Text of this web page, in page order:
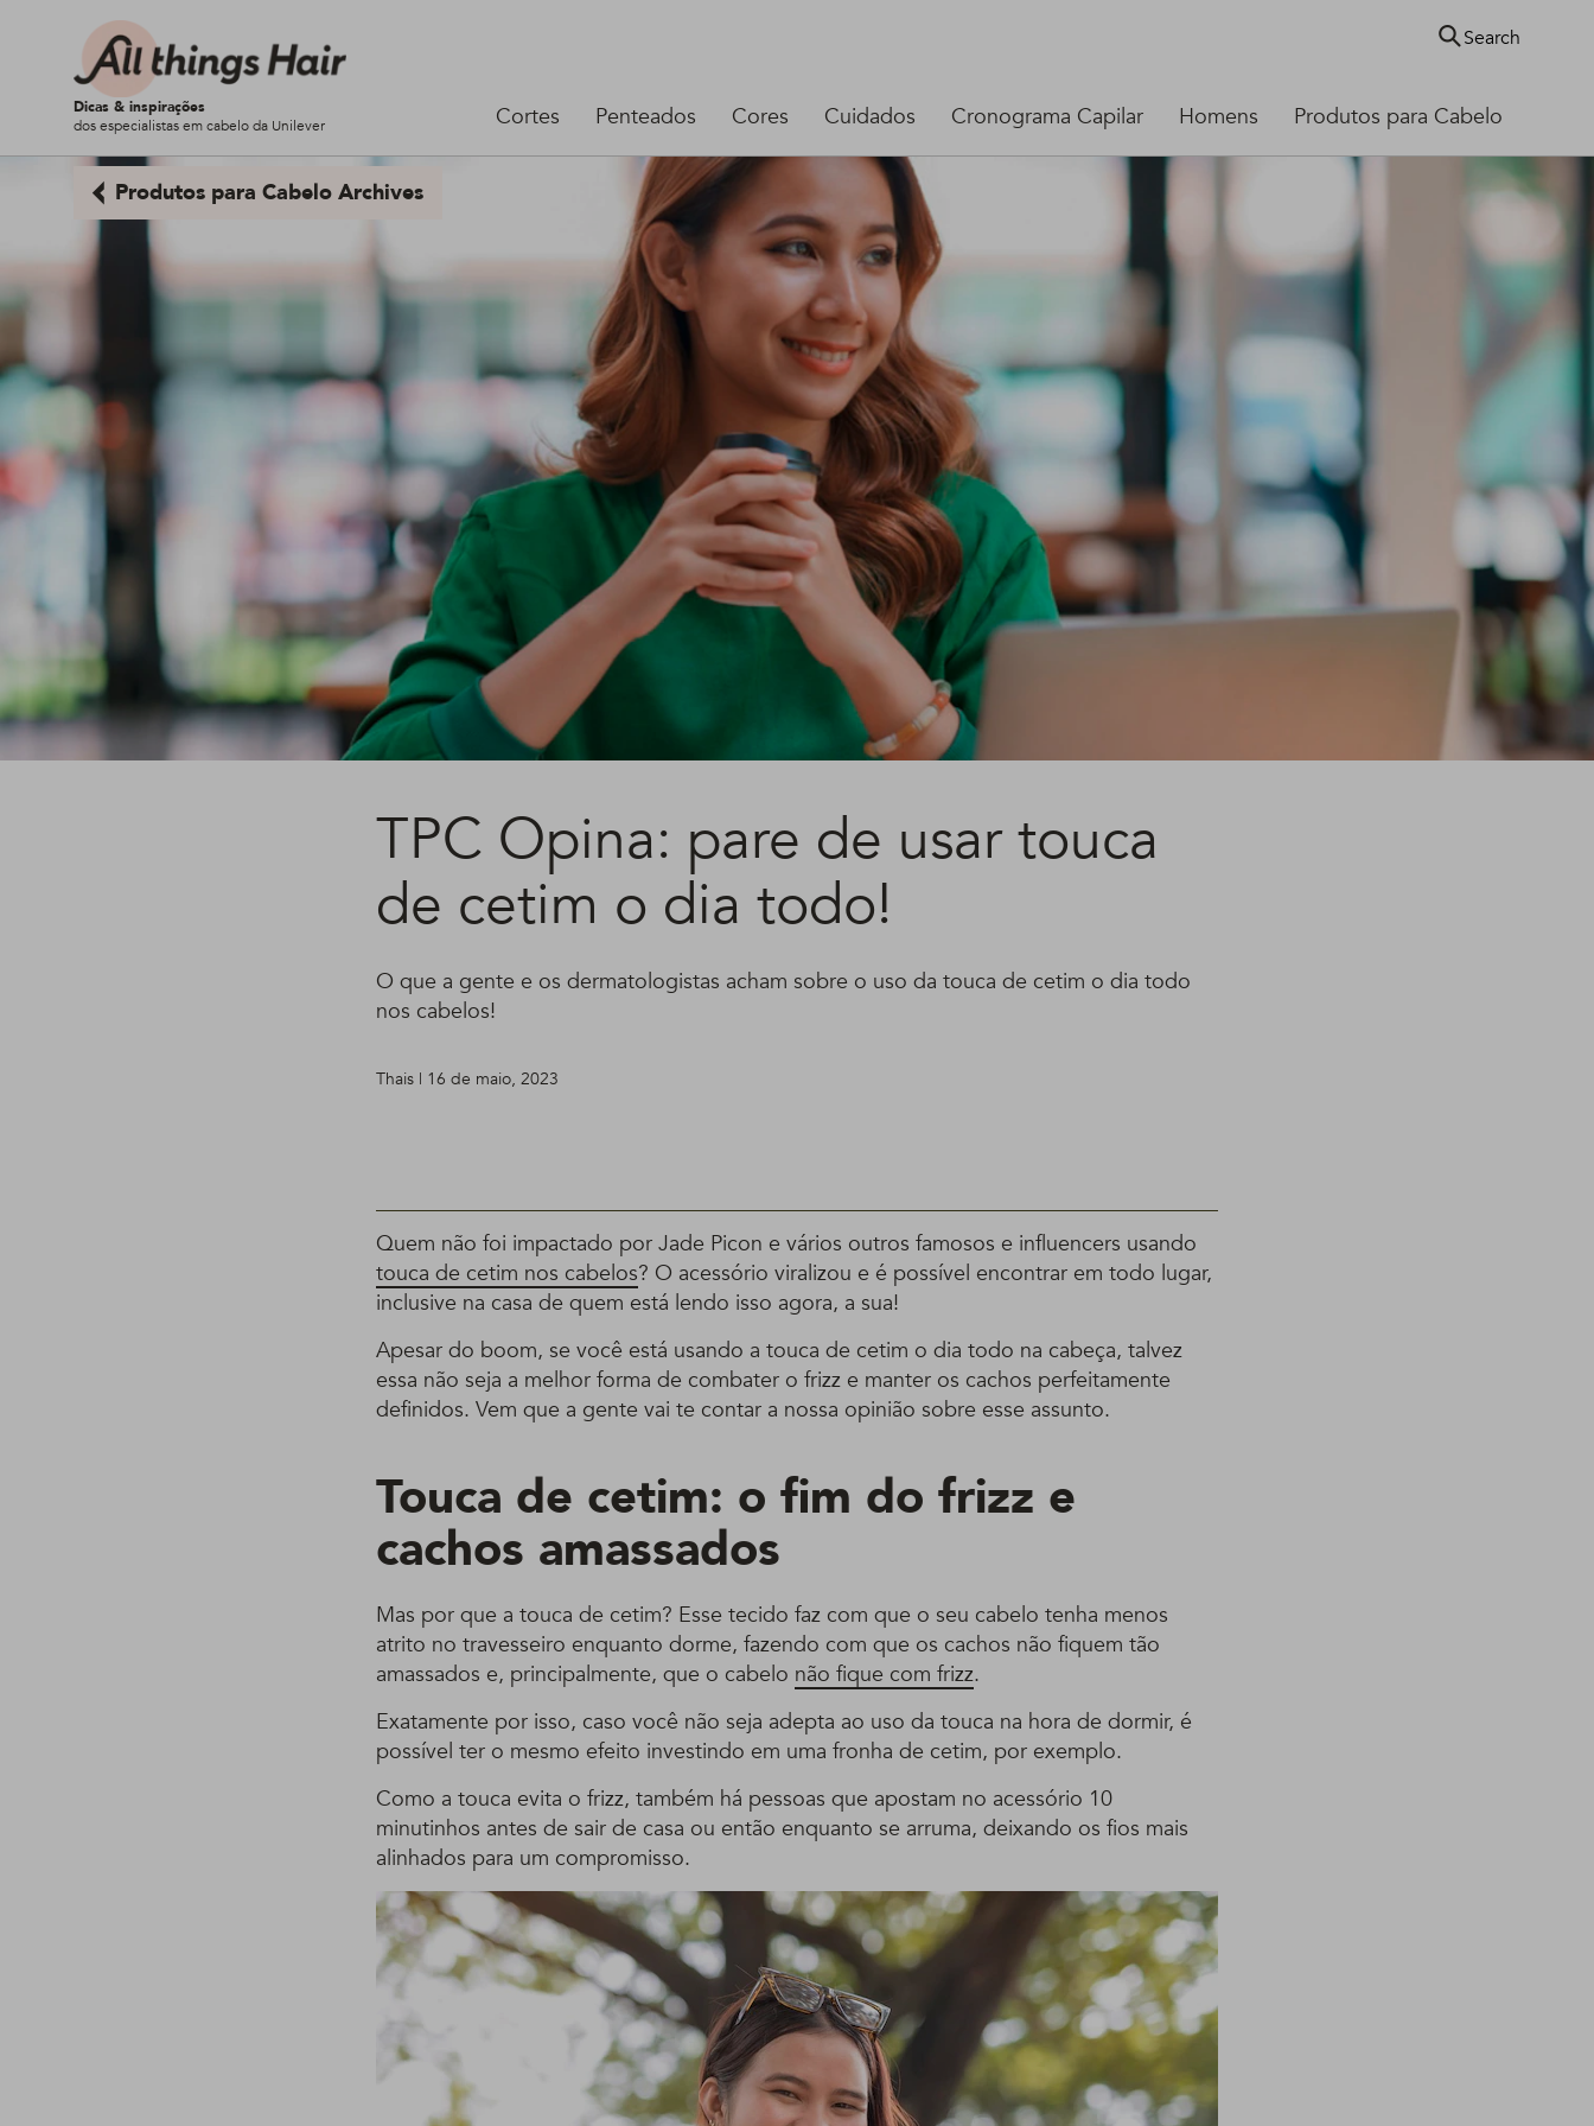
Dicas & inspirações
dos especialistas em cabelo da Unilever
Cortes Penteados Cores Cuidados Cronograma Capilar Homens Produtos para Cabelo
Search
Produtos para Cabelo Archives
TPC Opina: pare de usar touca
de cetim o dia todo!
O que a gente e os dermatologistas acham sobre o uso da touca de cetim o dia todo
nos cabelos!
Thais | 16 de maio, 2023
Quem não foi impactado por Jade Picon e vários outros famosos e influencers usando
touca de cetim nos cabelos? O acessório viralizou e é possível encontrar em todo lugar,
inclusive na casa de quem está lendo isso agora, a sua!
Apesar do boom, se você está usando a touca de cetim o dia todo na cabeça, talvez
essa não seja a melhor forma de combater o frizz e manter os cachos perfeitamente
definidos. Vem que a gente vai te contar a nossa opinião sobre esse assunto.
Touca de cetim: o fim do frizz e
cachos amassados
Mas por que a touca de cetim? Esse tecido faz com que o seu cabelo tenha menos
atrito no travesseiro enquanto dorme, fazendo com que os cachos não fiquem tão
amassados e, principalmente, que o cabelo não fique com frizz.
Exatamente por isso, caso você não seja adepta ao uso da touca na hora de dormir, é
possível ter o mesmo efeito investindo em uma fronha de cetim, por exemplo.
Como a touca evita o frizz, também há pessoas que apostam no acessório 10
minutinhos antes de sair de casa ou então enquanto se arruma, deixando os fios mais
alinhados para um compromisso.